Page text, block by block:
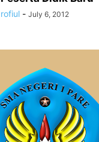
rofiul - July 6, 2012